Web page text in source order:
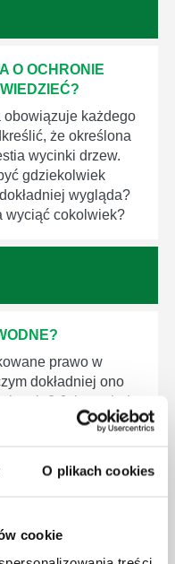
O plikach cookies
cookie
O OCHRONIE
obowiązuje każdego
że określona
wycinki drzew.
gdziekolwiek
wygląda?
wyciąć cokolwiek?
prawo w
dokładniej ono
Jak wygląda
Na te pytania
SIĘ Z